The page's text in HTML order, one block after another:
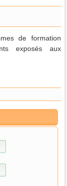
de formation
exposés aux